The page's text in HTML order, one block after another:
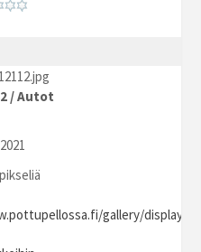
/Autot
gallery/